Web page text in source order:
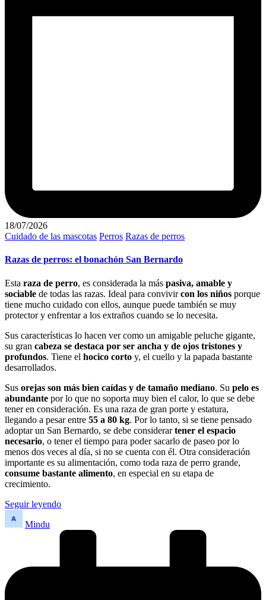
18/07/2026
Publicado
Cuidado de las mascotas Perros Razas de perros
Razas de perros: el bonachón San Bernardo
Esta raza de perro, es considerada la más pasiva, amable y
sociable de todas las razas. Ideal para convivircon los niños porque
tiene mucho cuidado con ellos, aunque puede también se muy
protector y enfrentar a los extraños cuando se lo necesita.
Sus características lo hacen ver como un amigable peluche gigante,
su gran cabeza se destaca por ser ancha y de ojos tristones y
profundos. Tiene el hocico corto y, el cuello y la papada bastante
desarrollados.
Sus orejas son más bien caídas y de tamaño mediano. Su pelo es
abundante por lo que no soporta muy bien el calor, lo que se debe
tener en consideración. Es una raza de gran porte y estatura,
llegando a pesar entre 55 a 80 kg. Por lo tanto, si se tiene pensado
adoptar un San Bernardo, se debe considerartener el espacio
necesario, o tener el tiempo para poder sacarlo de paseo por lo
menos dos veces al día, si no se cuenta con él. Otra consideración
importante es su alimentación, como toda raza de perro grande,
consume bastante alimento, en especial en su etapa de
crecimiento.
Seguir leyendo
Publicado
Mindu